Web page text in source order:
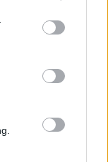
You may click to
party tags to
in below Google
από το
γιο – Ο
τη
ισχυρά
πιο
ο
σύζυγό του